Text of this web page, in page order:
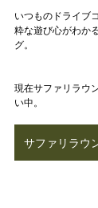
いつものドライブ
粋な遊び心がわか
グ。
現在サファリラウ
い中。
サファリラウ